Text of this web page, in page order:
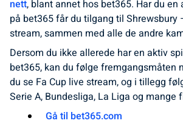
nett, blant annet hos bet365. Har du
på bet365 får du tilgang til Shrewsbury
stream, sammen med alle de andre
Dersom du ikke allerede har en aktiv
bet365, kan du følge fremgangsmåten
du se Fa Cup live stream, og i tillegg
Serie A, Bundesliga, La Liga og mange
Gå til bet365.com